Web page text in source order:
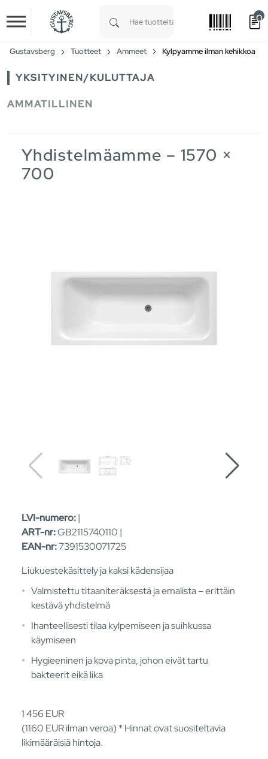
Skip to main content
0
Gustavsberg Tuotteet Ammeet Kylpyamme ilman kehikkoa
YKSITYINEN/KULUTTAJA
AMMATILLINEN
Yhdistelmäamme – 1570 ×
700
LVI-numero:|
ART-nr:GB2115740110 |
EAN-nr:7391530071725
Liukuestekäsittely ja kaksi kädensijaa
Valmistettu titaaniteräksestä ja emalista – erittäin
kestävä yhdistelmä
Ihanteellisesti tilaa kylpemiseen ja suihkussa
käymiseen
Hygieeninen ja kova pinta, johon eivät tartu
bakteerit eikä lika
1 456 EUR
(1160 EURilman veroa) * Hinnat ovat suositeltavia
likimääräisiä hintoja.